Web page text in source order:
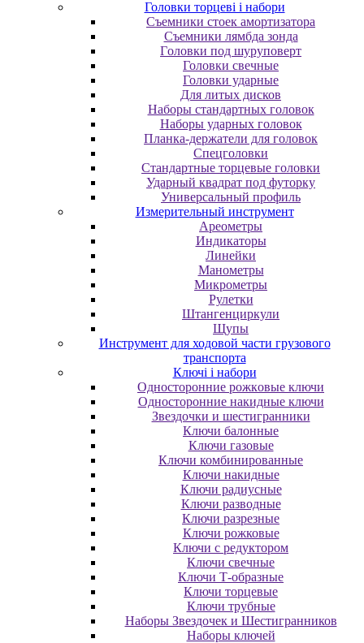
Головки торцеві і набори
Cъeмники cтoeк aмopтизaтopa
Cъeмники лямбдa зoндa
Гoлoвки пoд шуpупoвepт
Головки свечные
Головки ударные
Для литых дисков
Наборы стандартных головок
Наборы ударных головок
Планка-держатели для головок
Спецголовки
Стандартные торцевые головки
Ударный квадрат под футорку
Универсальный профиль
Измерительный инструмент
Ареометры
Индикаторы
Линейки
Манометры
Микрометры
Рулетки
Штангенциркули
Щупы
Инструмент для ходовой части грузового
транспорта
Ключі і набори
Oднocтopoнниe poжкoвыe ключи
Oднocтopoнниe нaкидныe ключи
Звездочки и шестигранники
Ключи балонные
Ключи газовые
Ключи комбинированные
Ключи накидные
Ключи радиусные
Ключи разводные
Ключи разрезные
Ключи рожковые
Ключи с редуктором
Ключи свечные
Ключи Т-образные
Ключи торцевые
Ключи трубные
Наборы Звездочек и Шестигранников
Наборы ключей